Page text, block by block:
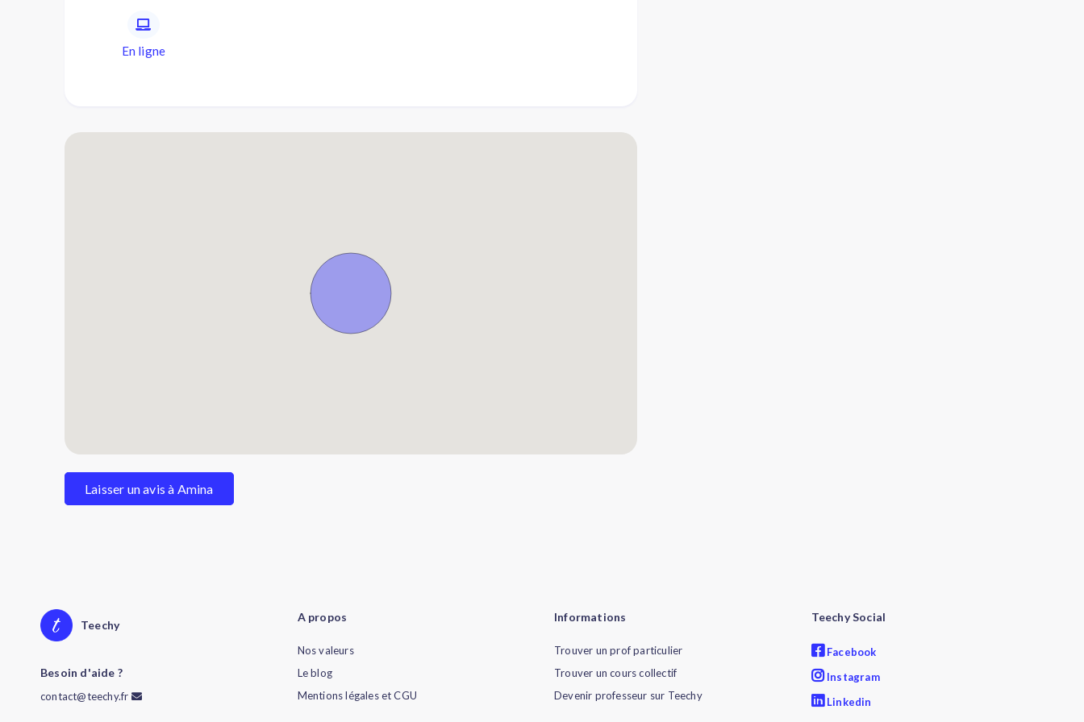
En ligne
Laisser un avis à Amina
Teechy
Besoin d'aide ?
contact@teechy.fr
A propos
Nos valeurs
Le blog
Mentions légales et CGU
Informations
Trouver un prof particulier
Trouver un cours collectif
Devenir professeur sur Teechy
Teechy Social
Facebook
Instagram
Linkedin